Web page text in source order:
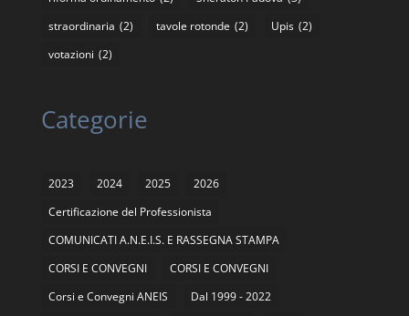
straordinaria (2) tavole rotonde (2) Upis (2)
votazioni (2)
Categorie
2023 2024 2025
2026
Certificazione del Professionista
COMUNICATI A.N.E.I.S. E RASSEGNA STAMPA
CORSI E CONVEGNI
CORSI E CONVEGNI
Corsi e Convegni ANEIS
Dal 1999 - 2022